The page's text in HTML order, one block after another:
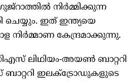
നിര്‍മ്മിക്കുന്ന
ഇത് ഇന്ത്യയെ
കേന്ദ്രമാക്കുന്നു.
ലിഥിയം-അയണ്‍ ബാറ്ററി
ബാറ്ററി ഇലക്ട്രോഡുകളുടെ